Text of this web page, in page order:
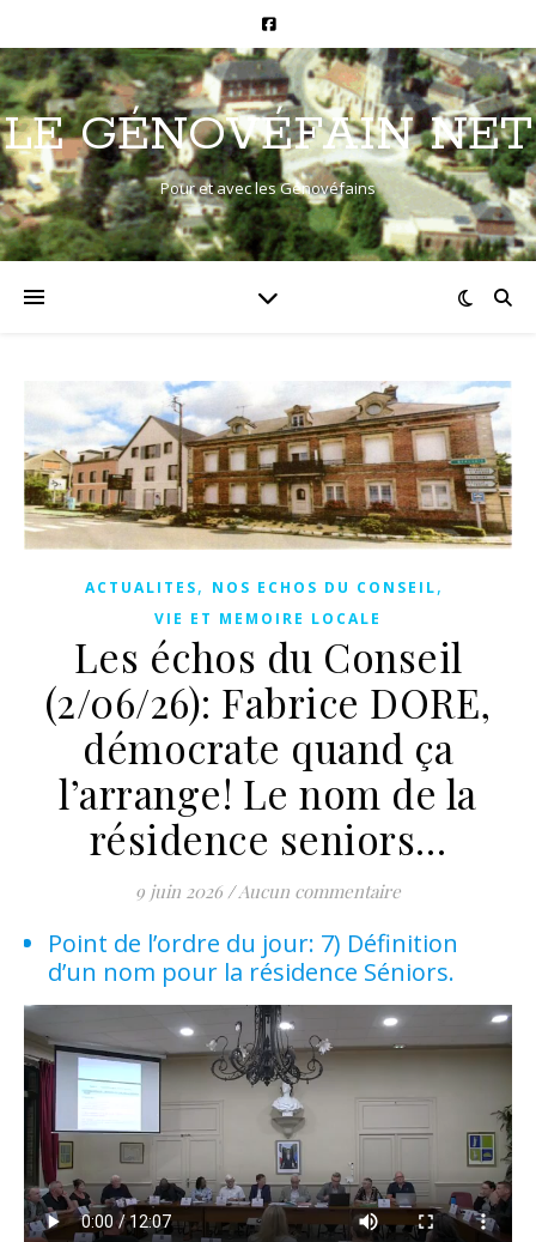
LE GÉNOVÉFAIN NET
Pour et avec les Génovéfains
ACTUALITES, NOS ECHOS DU CONSEIL,
VIE ET MEMOIRE LOCALE
Les échos du Conseil
(2/06/26): Fabrice DORE,
démocrate quand ça
l’arrange! Le nom de la
résidence seniors…
9 juin 2026 / Aucun commentaire
Point de l’ordre du jour: 7) Définition
d’un nom pour la résidence Séniors.